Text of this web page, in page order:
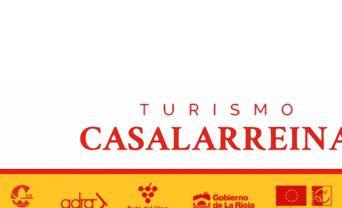
profesionales de la Sanidad riojana son también culpa suya”